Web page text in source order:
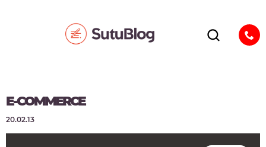
E-COMMERCE
20.02.13